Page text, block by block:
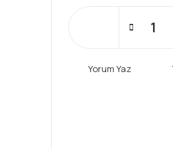
Yorum Yaz